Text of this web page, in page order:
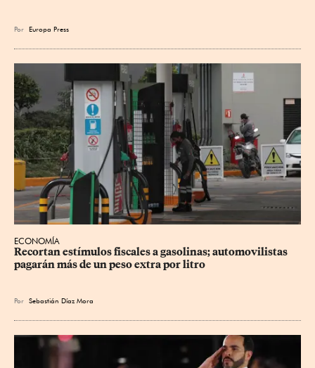
Por Europa Press
ECONOMÍA
Recortan estímulos fiscales a gasolinas; automovilistas
pagarán más de un peso extra por litro
Por Sebastián Díaz Mora